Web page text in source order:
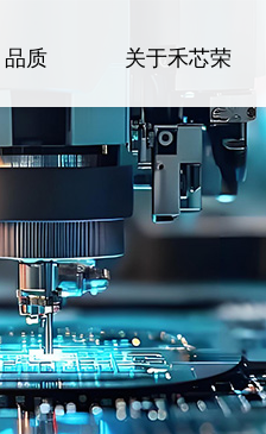
品质 关于禾芯荣